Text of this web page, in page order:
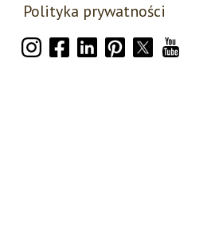
Polityka prywatności